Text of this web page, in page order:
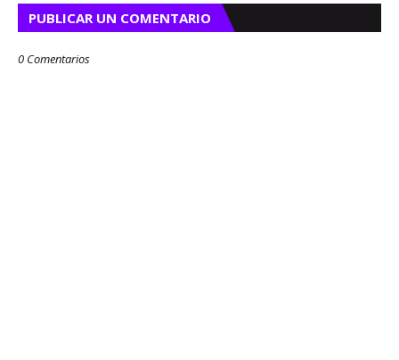
PUBLICAR UN COMENTARIO
0 Comentarios